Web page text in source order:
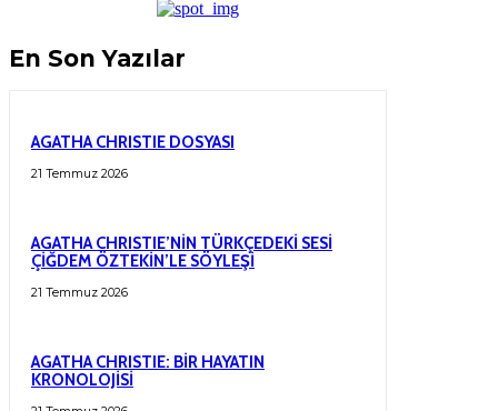
En Son Yazılar
AGATHA CHRISTIE DOSYASI
21 Temmuz 2026
AGATHA CHRISTIE’NİN TÜRKÇEDEKİ SESİ
ÇİĞDEM ÖZTEKİN’LE SÖYLEŞİ
21 Temmuz 2026
AGATHA CHRISTIE: BİR HAYATIN
KRONOLOJİSİ